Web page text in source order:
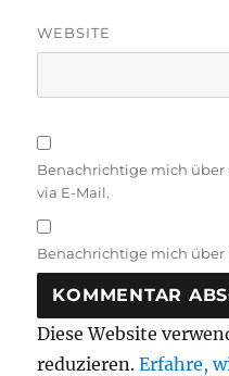
WEBSITE
Benachrichtige mich
via E-Mail.
Benachrichtige mich über
Diese Website
reduzieren.Erfahre,